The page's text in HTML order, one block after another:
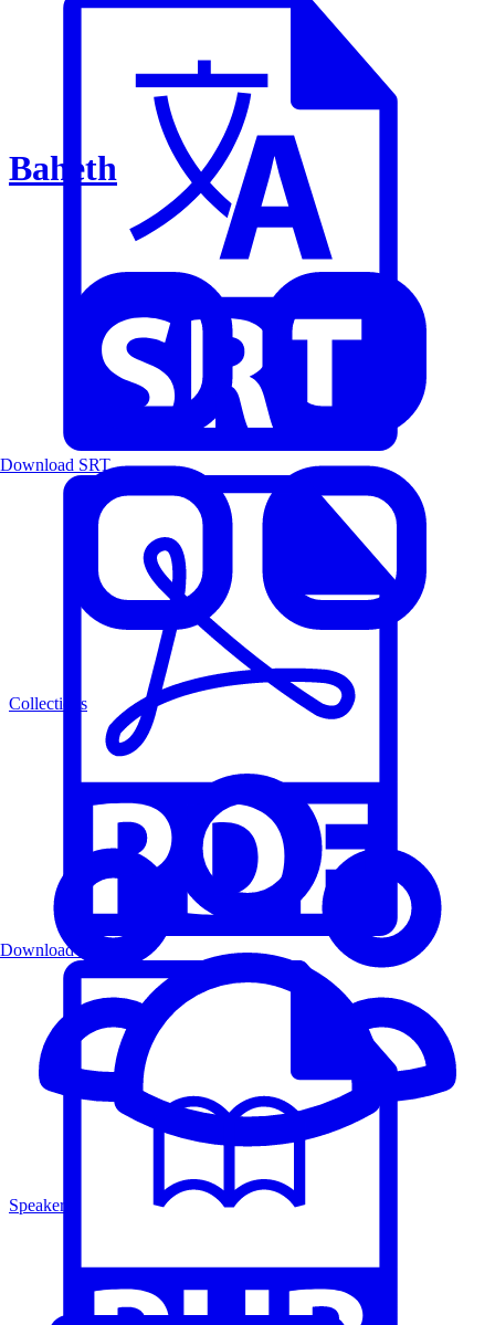
Baheth
Collections
Speakers
Download SRT
Download PDF